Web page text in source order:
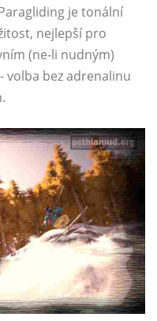
je tonální
nejlepší pro
(ne-li nudným)
volba bez adrenalinu